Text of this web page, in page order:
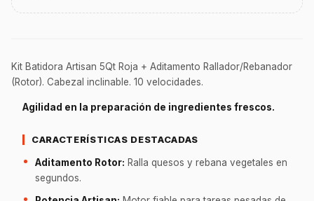
Kit Batidora Artisan 5Qt Roja + Aditamento Rallador/Rebanador
(Rotor). Cabezal inclinable. 10 velocidades.
Agilidad en la preparación de ingredientes frescos.
CARACTERÍSTICAS DESTACADAS
Aditamento Rotor: Ralla quesos y rebana vegetales en
segundos.
Ver sucursales y contacto